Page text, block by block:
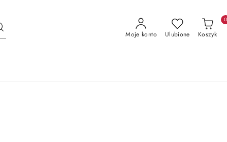
Moje konto Ulubione Koszyk
0